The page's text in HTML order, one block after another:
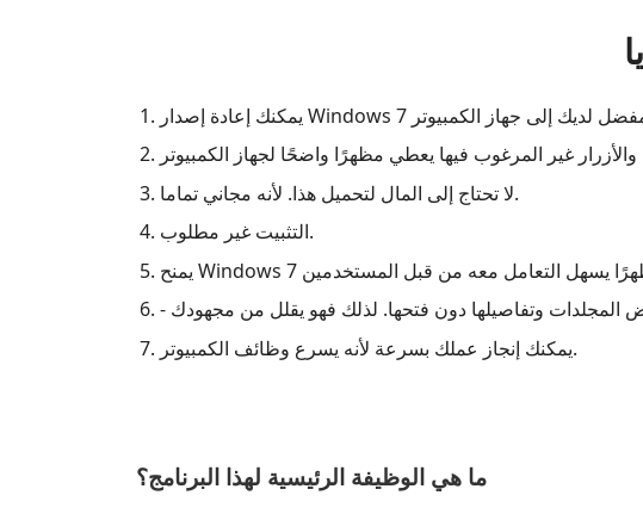
لا تحتاج إلى المال لتحميل هذا. لأنه مجاني تماما.
التثبيت غير مطلوب.
يمكنك إنجاز عملك بسرعة لأنه يسرع وظائف الكمبيوتر.
ما هي الوظيفة الرئيسية لهذا البرنامج؟